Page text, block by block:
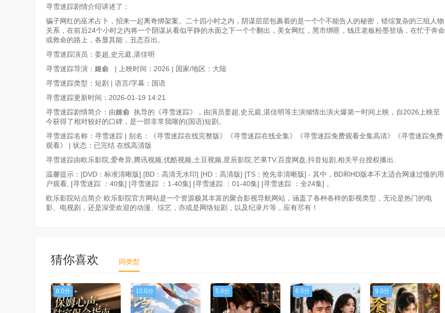
寻雪迷踪剧情介绍讲述了：
骗子网红的巫术占卜，招来一起离奇绑架案。二十四小时之内，阴谋层层包裹着的是一个个不能告人的秘密，错综复杂的三组人物
关系，在前后24个小时之内将一个阴谋从看似平静的水面之下一个个翻出，美女网红，黑市绑匪，钱庄老板粉墨登场，在忙于奔命
或救命的路上，各显其能，丑态百出。
寻雪迷踪演员：姜超,史元庭,湛佳明
寻雪迷踪导演： 姬俞 | 上映时间：2026 | 国家/地区：大陆
寻雪迷踪类型：短剧 | 语言/字幕：国语
寻雪迷踪更新时间：2026-01-19 14:21
寻雪迷踪剧情简介：由姬俞 执导的《寻雪迷踪》，由演员姜超,史元庭,湛佳明等主演倾情出演火爆第一时间上映，自2026上映至
今获得了相对较好的口碑，是一部非常我噻的(国语)短剧。
寻雪迷踪名称：寻雪迷踪 | 别名：《寻雪迷踪在线完整版》《寻雪迷踪在线全集》《寻雪迷踪免费观看全集高清》《寻雪迷踪免费
观看》 | 状态：已完结 在线高清版
寻雪迷踪由欧乐影院,爱奇异,腾讯视频,优酷视频,土豆视频,星辰影院,芒果TV,百度网盘,抖音短剧,相关平台授权播出.
温馨提示：[DVD：标准清晰版] [BD：高清无水印] [HD：高清版] [TS：抢先非清晰版] - 其中，BD和HD版本不太适合网速过慢的用
户观看, [寻雪迷踪 ：40集] [寻雪迷踪 ：1-40集] [寻雪迷踪 ：01-40集] [寻雪迷踪 ：全24集] 。
欧乐影院站点简介:欧乐影院官方网站是一个资源极其丰富的聚合影视导航网站，涵盖了各种各样的影视类型，无论是热门的电
影、电视剧，还是深受欢迎的动漫、综艺，亦或是网络短剧，以及纪录片等，应有尽有！
猜你喜欢 同类型
8.0分 10.0分 5.0分 6.0分 9.0分